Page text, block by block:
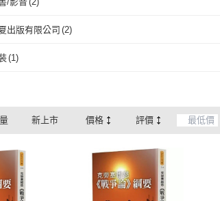
出版有限公司 (2)
華夏出版有限公司
(1)
新上市 價格 評價